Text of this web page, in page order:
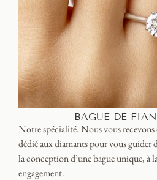
BAGUE DE
Notre spécialité. Nous vous
dédié aux diamants pour vous guider
la conception d’une bague unique, à
engagement.